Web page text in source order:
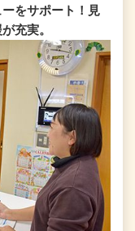
をサポート！見
充実。